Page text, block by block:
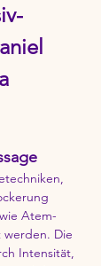
Atem-
Die
Intensität,